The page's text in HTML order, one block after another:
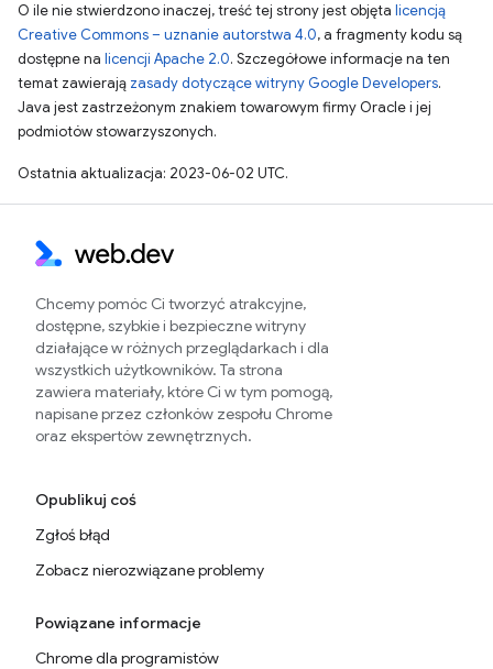
O ile nie stwierdzono inaczej, treść tej strony jest objęta licencją
Creative Commons – uznanie autorstwa 4.0, a fragmenty kodu są
dostępne na licencji Apache 2.0. Szczegółowe informacje na ten
temat zawierają zasady dotyczące witryny Google Developers.
Java jest zastrzeżonym znakiem towarowym firmy Oracle i jej
podmiotów stowarzyszonych.
Ostatnia aktualizacja: 2023-06-02 UTC.
Chcemy pomóc Ci tworzyć atrakcyjne,
dostępne, szybkie i bezpieczne witryny
działające w różnych przeglądarkach i dla
wszystkich użytkowników. Ta strona
zawiera materiały, które Ci w tym pomogą,
napisane przez członków zespołu Chrome
oraz ekspertów zewnętrznych.
Opublikuj coś
Zgłoś błąd
Zobacz nierozwiązane problemy
Powiązane informacje
Chrome dla programistów